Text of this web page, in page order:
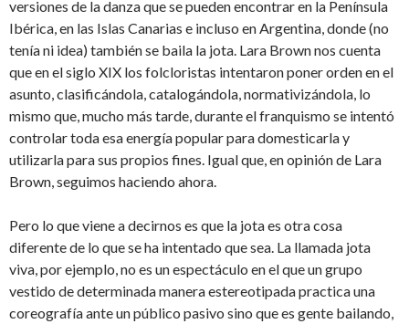
versiones de la danza que se pueden encontrar en la Península
Ibérica, en las Islas Canarias e incluso en Argentina, donde (no
tenía ni idea) también se baila la jota. Lara Brown nos cuenta
que en el siglo XIX los folcloristas intentaron poner orden en el
asunto, clasificándola, catalogándola, normativizándola, lo
mismo que, mucho más tarde, durante el franquismo se intentó
controlar toda esa energía popular para domesticarla y
utilizarla para sus propios fines. Igual que, en opinión de Lara
Brown, seguimos haciendo ahora.
Pero lo que viene a decirnos es que la jota es otra cosa
diferente de lo que se ha intentado que sea. La llamada jota
viva, por ejemplo, no es un espectáculo en el que un grupo
vestido de determinada manera estereotipada practica una
coreografía ante un público pasivo sino que es gente bailando,